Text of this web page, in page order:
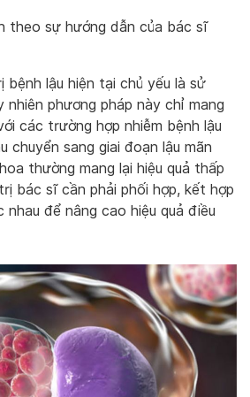
theo sự hướng dẫn của bác sĩ
bệnh lậu hiện tại chủ yếu là sử
nhiên phương pháp này chỉ mang
các trường hợp nhiễm bệnh lậu
chuyển sang giai đoạn lậu mãn
thường mang lại hiệu quả thấp
bác sĩ cần phải phối hợp, kết hợp
nhau để nâng cao hiệu quả điều